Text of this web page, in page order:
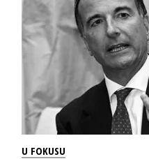
U FOKUSU